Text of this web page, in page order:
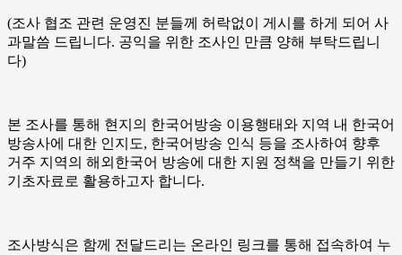
(조사 협조 관련 운영진 분들께 허락없이 게시를 하게 되어 사
과말씀 드립니다. 공익을 위한 조사인 만큼 양해 부탁드립니
다)
본 조사를 통해 현지의 한국어방송 이용행태와 지역 내 한국어
방송사에 대한 인지도, 한국어방송 인식 등을 조사하여 향후
거주 지역의 해외한국어 방송에 대한 지원 정책을 만들기 위한
기초자료로 활용하고자 합니다.
조사방식은 함께 전달드리는 온라인 링크를 통해 접속하여 누